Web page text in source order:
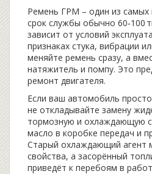
Ремень ГРМ – один из самых
срок службы обычно 60‑100
зависит от условий
признаках стука, вибрации
меняйте ремень сразу, а
натяжитель и помпу. Это
ремонт двигателя.
Если ваш автомобиль
не откладывайте замену
тормозную и охлаждающую
масло в коробке передач и
Старый охлаждающий агент
свойства, а засорённый
приведёт к перебоям в